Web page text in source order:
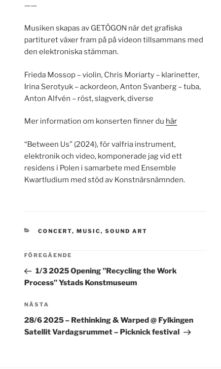
——
Musiken skapas av GETÖGON när det grafiska
partituret växer fram på på videon tillsammans med
den elektroniska stämman.
Frieda Mossop – violin, Chris Moriarty – klarinetter,
Irina Serotyuk – ackordeon, Anton Svanberg – tuba,
Anton Alfvén – röst, slagverk, diverse
Mer information om konserten finner du här
“Between Us” (2024), för valfria instrument,
elektronik och video, komponerade jag vid ett
residens i Polen i samarbete med Ensemble
Kwartludium med stöd av Konstnärsnämnden.
KATEGORIER
CONCERT, MUSIC, SOUND ART
FÖREGÅENDE
1/3 2025 Opening ”Recycling the Work
Process” Ystads Konstmuseum
Nästa
inlägg
NÄSTA
28/6 2025 – Rethinking & Warped @ Fylkingen
Satellit Vardagsrummet – Picknick festival